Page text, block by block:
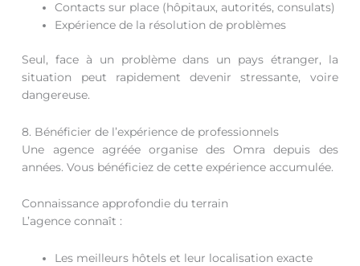
Contacts sur place (hôpitaux, autorités, consulats)
Expérience de la résolution de problèmes
Seul, face à un problème dans un pays étranger, la
situation peut rapidement devenir stressante, voire
dangereuse.
8. Bénéficier de l’expérience de professionnels
Une agence agréée organise des Omra depuis des
années. Vous bénéficiez de cette expérience accumulée.
Connaissance approfondie du terrain
L’agence connaît :
Les meilleurs hôtels et leur localisation exacte